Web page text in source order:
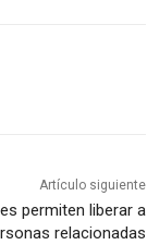
Artículo siguiente
permiten liberar a
relacionadas